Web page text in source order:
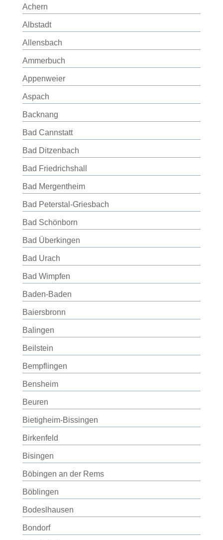
Achern
Albstadt
Allensbach
Ammerbuch
Appenweier
Aspach
Backnang
Bad Cannstatt
Bad Ditzenbach
Bad Friedrichshall
Bad Mergentheim
Bad Peterstal-Griesbach
Bad Schönborn
Bad Überkingen
Bad Urach
Bad Wimpfen
Baden-Baden
Baiersbronn
Balingen
Beilstein
Bempflingen
Bensheim
Beuren
Bietigheim-Bissingen
Birkenfeld
Bisingen
Böbingen an der Rems
Böblingen
Bodeslhausen
Bondorf